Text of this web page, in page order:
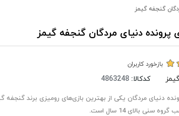
گنجفه گیمز
پرونده دنیای مردگان گنجفه گیمز
بازخورد کاربران
کدکالا:
دنیای مردگان یکی از بهترین بازی‌های رومیزی برند گنجفه
سنی بالای 14 سال است.